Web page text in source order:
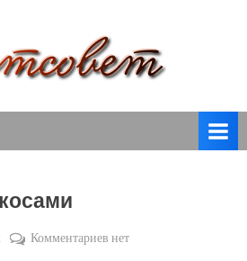
т
о
в
спицами,
крючком,
вязаные
модели
с
Комментариевкнет